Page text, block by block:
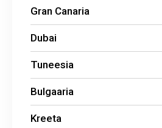
Gran Canaria
Dubai
Tuneesia
Bulgaaria
Kreeta